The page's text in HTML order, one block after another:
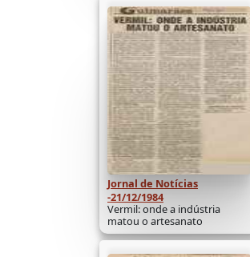
Jornal de Notícias
-21/12/1984
Vermil: onde a indústria
matou o artesanato